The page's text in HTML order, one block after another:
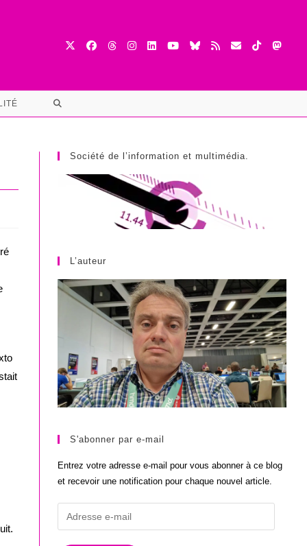
TOGGLE
SEARCH
Société de l’information et multimédia.
L’auteur
S'abonner par e-mail
Entrez votre adresse e-mail pour vous abonner à ce blog
et recevoir une notification pour chaque nouvel article.
Adresse
e-